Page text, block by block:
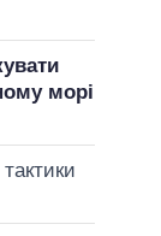
морі